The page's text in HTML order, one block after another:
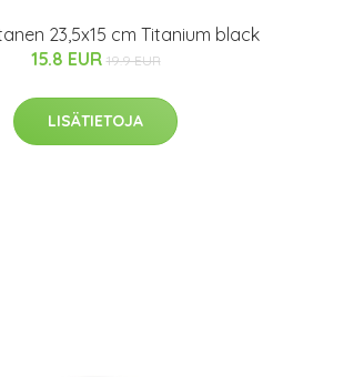
23,5x15 cm Titanium black
15.8 EUR 19.9 EUR
LISÄTIETOJA